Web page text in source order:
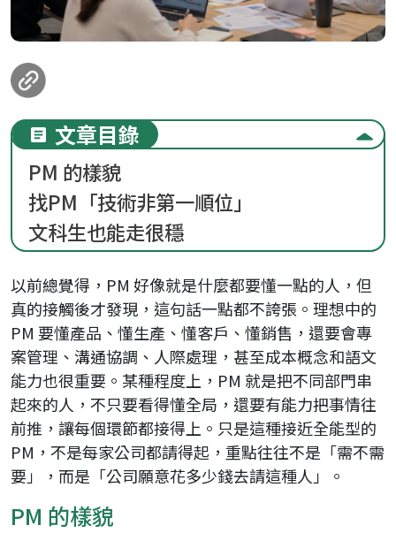
文章目錄
PM 的樣貌
找PM「技術非第一順位」
文科生也能走很穩
以前總覺得，PM 好像就是什麼都要懂一點的人，但
真的接觸後才發現，這句話一點都不誇張。理想中的
PM 要懂產品、懂生產、懂客戶、懂銷售，還要會專
案管理、溝通協調、人際處理，甚至成本概念和語文
能力也很重要。某種程度上，PM 就是把不同部門串
起來的人，不只要看得懂全局，還要有能力把事情往
前推，讓每個環節都接得上。只是這種接近全能型的
PM，不是每家公司都請得起，重點往往不是「需不需
要」，而是「公司願意花多少錢去請這種人」。
PM 的樣貌